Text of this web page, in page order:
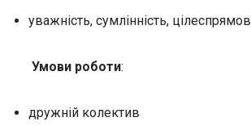
уважність, сумлінність,
Умови роботи:
дружній колектив